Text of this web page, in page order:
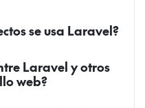
se usa Laravel?
Laravel y otros
web?